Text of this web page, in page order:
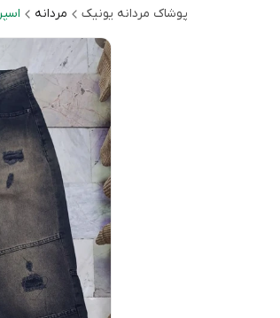
پوشاک مردانه یونیک مردانه